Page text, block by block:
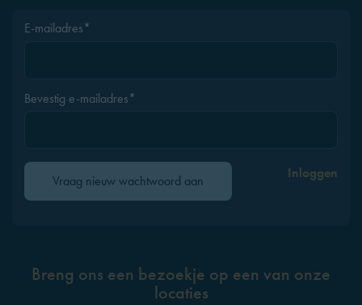
E-mailadres*
Bevestig e-mailadres*
Vraag nieuw wachtwoord aan Inloggen
Breng ons een bezoekje op een van onze
locaties